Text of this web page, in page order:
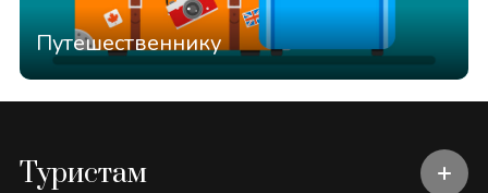
Путешественнику
Туристам